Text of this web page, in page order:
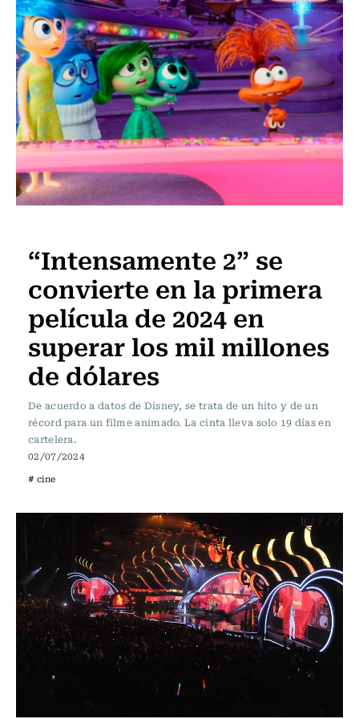
“Intensamente 2” se
convierte en la primera
película de 2024 en
superar los mil millones
de dólares
De acuerdo a datos de Disney, se trata de un hito y de un
récord para un filme animado. La cinta lleva solo 19 días en
cartelera.
02/07/2024
# cine